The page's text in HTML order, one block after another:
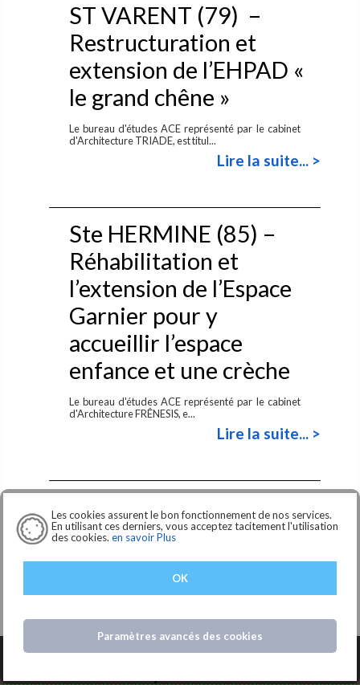
Les cookies assurent le bon fonctionnement de nos services.
En utilisant ces derniers, vous acceptez tacitement l'utilisation
des cookies. en savoir Plus
OK
Paramètres avancés des cookies
ST VARENT (79) –
Restructuration et
extension de l’EHPAD «
le grand chêne »
Le bureau d'études ACE représenté par le cabinet
d'Architecture TRIADE, est titul...
Lire la suite... >
Ste HERMINE (85) –
Réhabilitation et
l’extension de l’Espace
Garnier pour y
accueillir l’espace
enfance et une crèche
Le bureau d'études ACE représenté par le cabinet
d'Architecture FRÊNESIS, e...
Lire la suite... >
LOUROUX-
BECONNAIS (49)
Travaux de rénovation
énergétique et
extension de l'école
élémentaire René